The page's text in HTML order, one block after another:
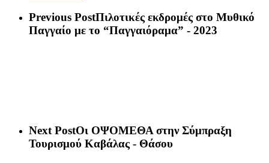
Previous PostΠιλοτικές εκδρομές στο Μυθικό
Παγγαίο με το “Παγγαιόραμα” - 2023
Next PostΟι ΟΨΟΜΕΘΑ στην Σύμπραξη
Τουρισμού Καβάλας - Θάσου